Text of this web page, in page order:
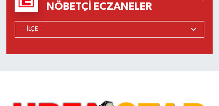
NÖBETÇI ECZANELER